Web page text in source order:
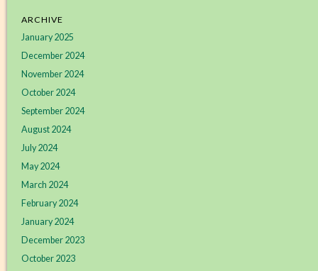
ARCHIVE
January 2025
December 2024
November 2024
October 2024
September 2024
August 2024
July 2024
May 2024
March 2024
February 2024
January 2024
December 2023
October 2023